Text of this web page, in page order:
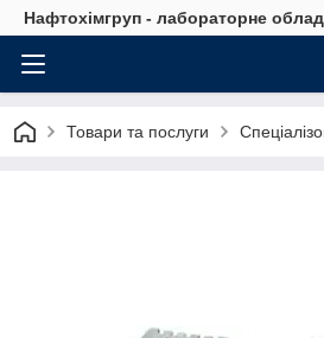
Нафтохімгруп - лабораторне
Товари та послуги